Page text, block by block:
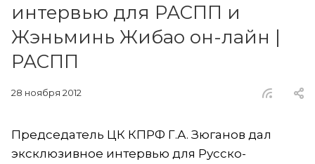
интервью для РАСПП и
Жэньминь Жибао он-лайн |
РАСПП
28 ноября 2012
Председатель ЦК КПРФ Г.А. Зюганов дал
эксклюзивное интервью для Русско-